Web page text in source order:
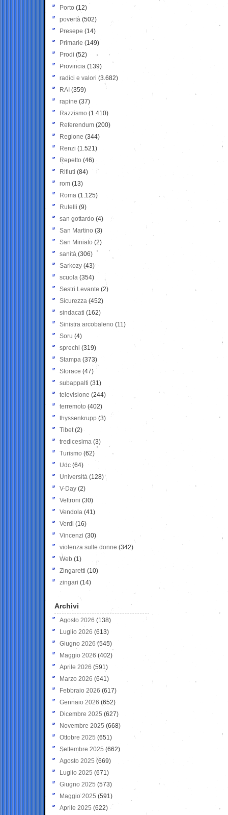
Porto (12)
povertà (502)
Presepe (14)
Primarie (149)
Prodi (52)
Provincia (139)
radici e valori (3.682)
RAI (359)
rapine (37)
Razzismo (1.410)
Referendum (200)
Regione (344)
Renzi (1.521)
Repetto (46)
Rifiuti (84)
rom (13)
Roma (1.125)
Rutelli (9)
san gottardo (4)
San Martino (3)
San Miniato (2)
sanità (306)
Sarkozy (43)
scuola (354)
Sestri Levante (2)
Sicurezza (452)
sindacati (162)
Sinistra arcobaleno (11)
Soru (4)
sprechi (319)
Stampa (373)
Storace (47)
subappalti (31)
televisione(244)
terremoto (402)
thyssenkrupp (3)
Tibet(2)
tredicesima (3)
Turismo (62)
Udc (64)
Università (128)
V-Day (2)
Veltroni (30)
Vendola (41)
Verdi (16)
Vincenzi (30)
violenza sulle donne (342)
Web (1)
Zingaretti (10)
zingari (14)
Archivi
Agosto 2026 (138)
Luglio 2026 (613)
Giugno 2026 (545)
Maggio 2026 (402)
Aprile 2026 (591)
Marzo 2026 (641)
Febbraio 2026 (617)
Gennaio 2026 (652)
Dicembre 2025 (627)
Novembre 2025 (668)
Ottobre 2025 (651)
Settembre 2025 (662)
Agosto 2025 (669)
Luglio 2025 (671)
Giugno 2025 (573)
Maggio 2025 (591)
Aprile 2025 (622)